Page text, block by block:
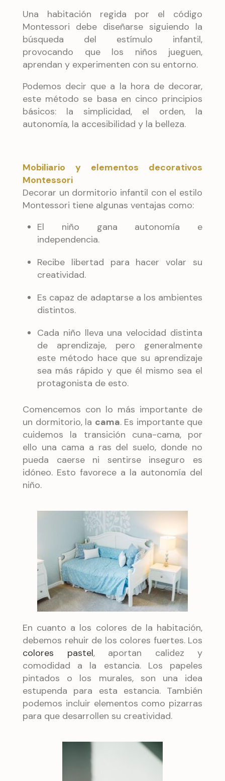
Una habitación regida por el código
Montessori debe diseñarse siguiendo la
búsqueda del estímulo infantil,
provocando que los niños jueguen,
aprendan y experimenten con su entorno.
Podemos decir que a la hora de decorar,
este método se basa en cinco principios
básicos: la simplicidad, el orden, la
autonomía, la accesibilidad y la belleza.
Mobiliario y elementos decorativos
Montessori
Decorar un dormitorio infantil con el estilo
Montessori tiene algunas ventajas como:
El niño gana autonomía e
independencia.
Recibe libertad para hacer volar su
creatividad.
Es capaz de adaptarse a los ambientes
distintos.
Cada niño lleva una velocidad distinta
de aprendizaje, pero generalmente
este método hace que su aprendizaje
sea más rápido y que él mismo sea el
protagonista de esto.
Comencemos con lo más importante de
un dormitorio, la cama. Es importante que
cuidemos la transición cuna-cama, por
ello una cama a ras del suelo, donde no
pueda caerse ni sentirse inseguro es
idóneo. Esto favorece a la autonomía del
niño.
En cuanto a los colores de la habitación,
debemos rehuir de los colores fuertes. Los
colores pastel, aportan calidez y
comodidad a la estancia. Los papeles
pintados o los murales, son una idea
estupenda para esta estancia. También
podemos incluir elementos como pizarras
para que desarrollen su creatividad.